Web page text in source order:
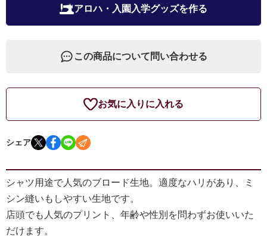
アロハ・入園入学グッズを作る
この商品について問い合わせる
お気に入りに入れる
シェア
シャツ用途で人気のブロード生地。適度なハリがあり、ミ
シン縫いもしやすい生地です。
店頭でも人気のプリント、年齢や性別を問わずお使いいた
だけます。